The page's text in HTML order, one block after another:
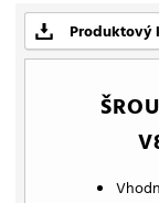
Produktový